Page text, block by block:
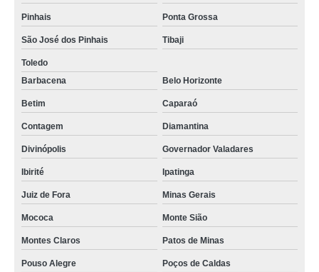
Pinhais Ponta Grossa
São José dos Pinhais Tibaji
Toledo
Barbacena
Belo Horizonte
Betim Caparaó
Contagem Diamantina
Divinópolis Governador Valadares
Ibirité Ipatinga
Juiz de Fora Minas Gerais
Mococa Monte Sião
Montes Claros Patos de Minas
Pouso Alegre Poços de Caldas